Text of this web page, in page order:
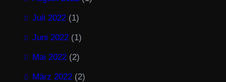
Juli 2022 (1)
Juni 2022 (1)
Mai 2022 (2)
März 2022 (2)